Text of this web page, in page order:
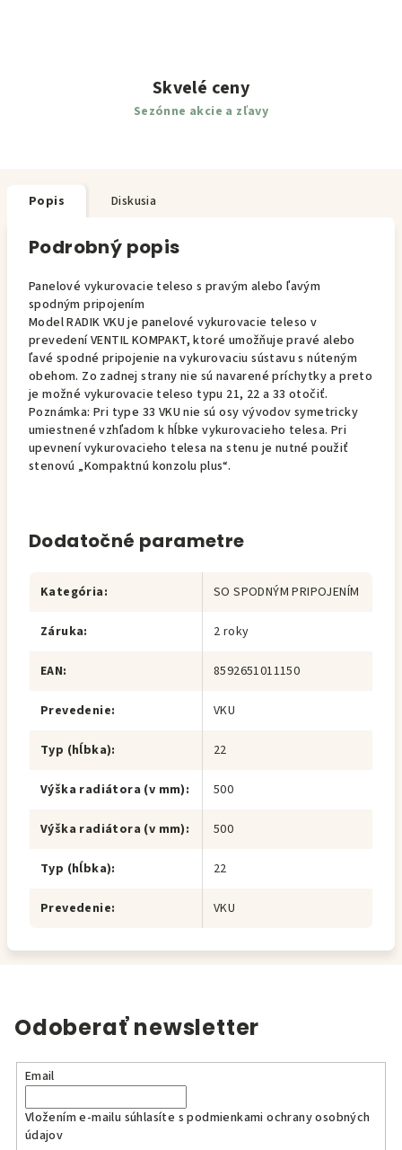
Skvelé ceny
Sezónne akcie a zľavy
Popis Diskusia
Podrobný popis
Panelové vykurovacie teleso s pravým alebo ľavým
spodným pripojením
Model RADIK VKU je panelové vykurovacie teleso v
prevedení VENTIL KOMPAKT, ktoré umožňuje pravé alebo
ľavé spodné pripojenie na vykurovaciu sústavu s núteným
obehom. Zo zadnej strany nie sú navarené príchytky a preto
je možné vykurovacie teleso typu 21, 22 a 33 otočiť.
Poznámka: Pri type 33 VKU nie sú osy vývodov symetricky
umiestnené vzhľadom k hĺbke vykurovacieho telesa. Pri
upevnení vykurovacieho telesa na stenu je nutné použiť
stenovú „Kompaktnú konzolu plus“.
Dodatočné parametre
Kategória: SO SPODNÝM PRIPOJENÍM
Záruka: 2 roky
EAN: 8592651011150
Prevedenie: VKU
Typ (hĺbka): 22
Výška radiátora (v mm): 500
Výška radiátora (v mm): 500
Typ (hĺbka): 22
Prevedenie: VKU
Odoberať newsletter
Email
Vložením e-mailu súhlasíte spodmienkami ochrany osobných
údajov